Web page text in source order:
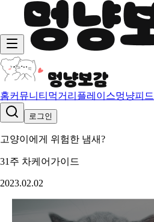
홈커뮤니티 먹거리 플레이스멍냥피드
로그인
고양이에게 위험한 냄새?
31주 차케어가이드
2023.02.02